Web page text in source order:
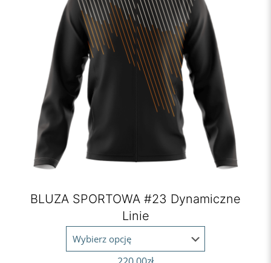
BLUZA SPORTOWA #23 Dynamiczne
Linie